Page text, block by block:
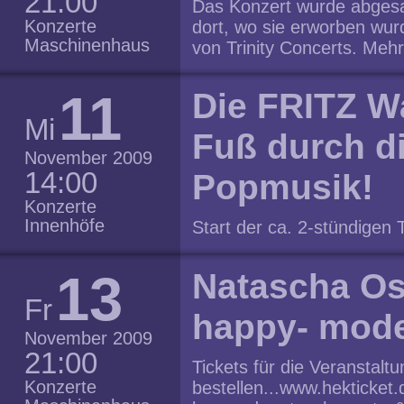
über das Deutsch-
Tel. 030/288 757 0 Foto:
Konzerte
Maschinenhaus
Das Konzert wurde
dort, wo sie erworben
von Trinity Concerts.
www.danielpowter.com/
Mi 11
November 2009
14:00
Konzerte
Innenhöfe
Die FRITZ
Fuß durch
Popmusik!
Start der ca. 2-stündigen
Preis: 12 EUR p.P. (inkl.
Getränk im Café
durchstreifen wir den
durch – über die
Allee, die Torstraße
Hackeschen Markt zum
haben schon viele
sie leben und arbeiten
Fr 13
November 2009
21:00
Konzerte
Natascha
happy-
Tickets für die